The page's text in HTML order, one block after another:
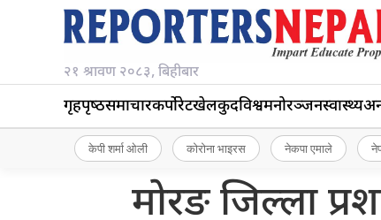
२१ श्रावण २०८३, बिहीबार
गृहपृष्‍ठसमाचारकर्पोरेटखेलकुदविश्वमनोरञ्जनस्वास्थ्य
केपी शर्मा ओली कोरोना भाइरस नेकपा एमाले
मोरङ जिल्ला